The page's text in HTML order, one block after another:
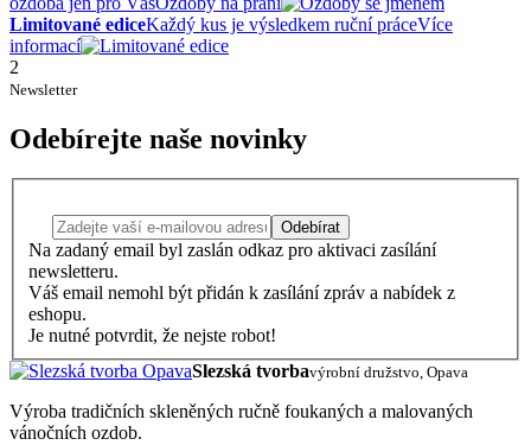
Limitované ediceKaždý kus je výsledkem ruční práceVíce
informací
2
Newsletter
Odebírejte naše novinky
Odebírat
Na zadaný email byl zaslán odkaz pro aktivaci zasílání
newsletteru.
Váš email nemohl být přidán k zasílání zpráv a nabídek z
eshopu.
Je nutné potvrdit, že nejste robot!
Slezská tvorbavýrobní družstvo, Opava
Výroba tradičních skleněných ručně foukaných a malovaných
vánočních ozdob.